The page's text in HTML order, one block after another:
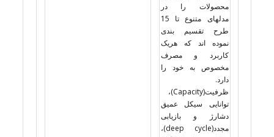
محصولات را در
مدلهای متنوع تا 15
طرح تقسیم بندی
نموده اند که هریک
کاربرد و مصرف
مخصوص به خود را
دارد.
ظرفیت(Capacity)،
توانایی سیکل عمیق
دشارژ و بازیابی
مجدد(deep cycle)،